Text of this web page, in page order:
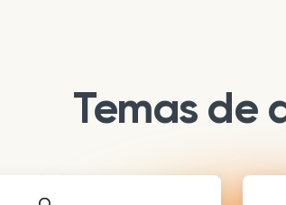
Temas de